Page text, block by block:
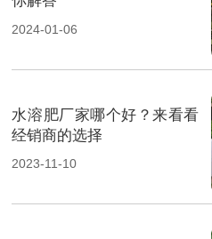
2024-01-06
水溶肥厂家哪个好？来看看
经销商的选择
2023-11-10